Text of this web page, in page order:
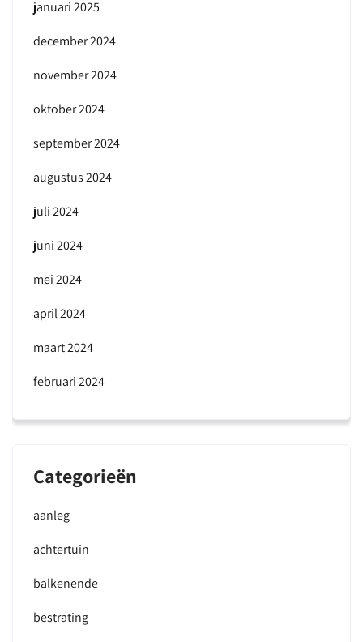
januari 2025
december 2024
november 2024
oktober 2024
september 2024
augustus 2024
juli 2024
juni 2024
mei 2024
april 2024
maart 2024
februari 2024
Categorieën
aanleg
achtertuin
balkenende
bestrating